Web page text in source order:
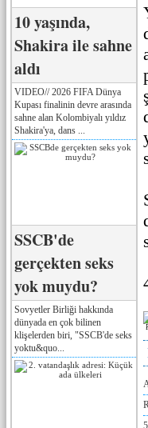
10 yaşında,
Shakira ile sahne
aldı
VIDEO// 2026 FIFA Dünya
Kupası finalinin devre arasında
sahne alan Kolombiyalı yıldız
Shakira'ya, dans ...
SSCB'de
gerçekten seks
yok muydu?
Sovyetler Birliği hakkında
dünyada en çok bilinen
klişelerden biri, "SSCB'de seks
yoktu&quo...